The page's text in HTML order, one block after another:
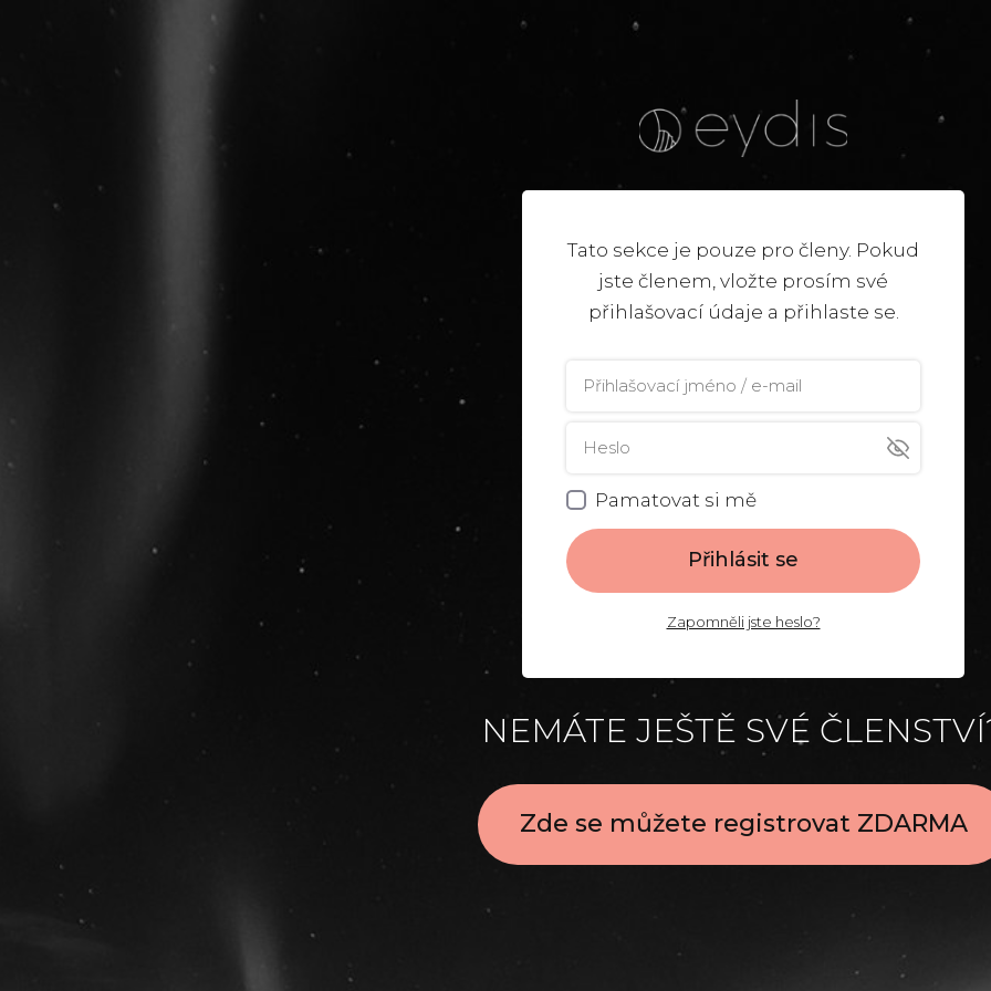
Tato sekce je pouze pro členy. Pokud
jste členem, vložte prosím své
přihlašovací údaje a přihlaste se.
Pamatovat si mě
Přihlásit se
Zapomněli jste heslo?
NEMÁTE JEŠTĚ SVÉ
Zde se můžete registrovat ZDARMA